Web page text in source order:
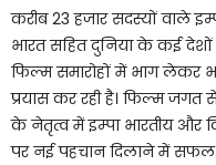
करीब 23 हजार सदस्यों वाले
भारत सहित दुनिया के कई देशों
फिल्म समारोहों में भाग लेकर
प्रयास कर रही है। फिल्म जगत
के नेतृत्व में इम्पा भारतीय और
पर नई पहचान दिलाने में सफल